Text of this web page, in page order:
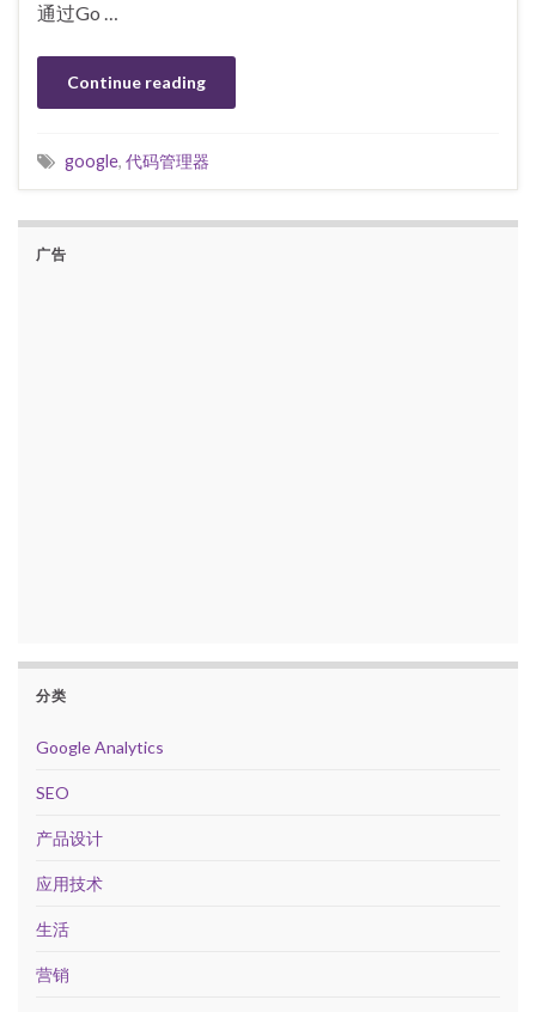
通过Go …
Continue reading
google, 代码管理器
广告
分类
Google Analytics
SEO
产品设计
应用技术
生活
营销